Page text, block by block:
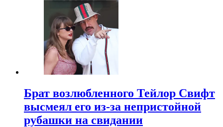
Брат возлюбленного Тейлор Свифт
высмеял его из-за непристойной
рубашки на свидании